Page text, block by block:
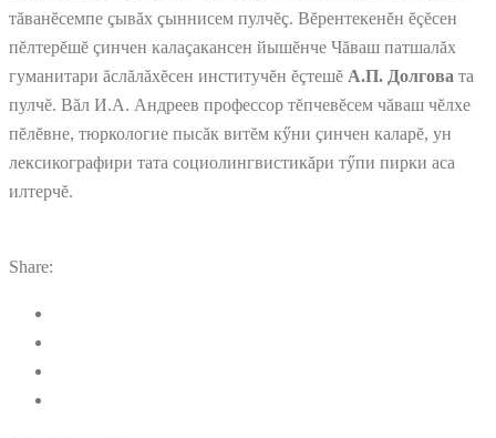
тăванĕсемпе çывăх çыннисем пулчĕç. Вĕрентекенĕн ĕçĕсен
пĕлтерĕшĕ çинчен калаçакансен йышĕнче Чăваш патшалăх
гуманитари ăслăлăхĕсен институчĕн ĕçтешĕ А.П. Долгова та
пулчĕ. Вăл И.А. Андреев профессор тĕпчевĕсем чăваш чĕлхе
пĕлĕвне, тюркологие пысăк витĕм кӳни çинчен каларĕ, ун
лексикографири тата социолингвистикăри тӳпи пирки аса
илтерчĕ.
Share: